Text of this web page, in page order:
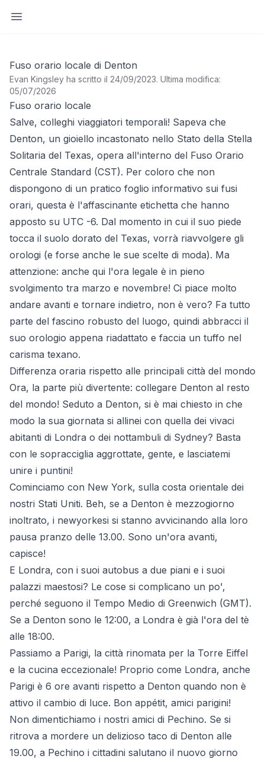
Apri barra laterale
Fuso orario locale di Denton
Evan Kingsley ha scritto il 24/09/2023. Ultima modifica:
05/07/2026
Fuso orario locale
Salve, colleghi viaggiatori temporali! Sapeva che
Denton, un gioiello incastonato nello Stato della Stella
Solitaria del Texas, opera all'interno del Fuso Orario
Centrale Standard (CST). Per coloro che non
dispongono di un pratico foglio informativo sui fusi
orari, questa è l'affascinante etichetta che hanno
apposto su UTC -6. Dal momento in cui il suo piede
tocca il suolo dorato del Texas, vorrà riavvolgere gli
orologi (e forse anche le sue scelte di moda). Ma
attenzione: anche qui l'ora legale è in pieno
svolgimento tra marzo e novembre! Ci piace molto
andare avanti e tornare indietro, non è vero? Fa tutto
parte del fascino robusto del luogo, quindi abbracci il
suo orologio appena riadattato e faccia un tuffo nel
carisma texano.
Differenza oraria rispetto alle principali città del mondo
Ora, la parte più divertente: collegare Denton al resto
del mondo! Seduto a Denton, si è mai chiesto in che
modo la sua giornata si allinei con quella dei vivaci
abitanti di Londra o dei nottambuli di Sydney? Basta
con le sopracciglia aggrottate, gente, e lasciatemi
unire i puntini!
Cominciamo con New York, sulla costa orientale dei
nostri Stati Uniti. Beh, se a Denton è mezzogiorno
inoltrato, i newyorkesi si stanno avvicinando alla loro
pausa pranzo delle 13.00. Sono un'ora avanti,
capisce!
E Londra, con i suoi autobus a due piani e i suoi
palazzi maestosi? Le cose si complicano un po',
perché seguono il Tempo Medio di Greenwich (GMT).
Se a Denton sono le 12:00, a Londra è già l'ora del tè
alle 18:00.
Passiamo a Parigi, la città rinomata per la Torre Eiffel
e la cucina eccezionale! Proprio come Londra, anche
Parigi è 6 ore avanti rispetto a Denton quando non è
attivo il cambio di luce. Bon appétit, amici parigini!
Non dimentichiamo i nostri amici di Pechino. Se si
ritrova a mordere un delizioso taco di Denton alle
19.00, a Pechino i cittadini salutano il nuovo giorno